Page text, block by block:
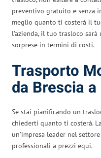
preventivo gratuito e senza
meglio quanto ti costerà il
l’azienda, il tuo trasloco sarà
sorprese in termini di costi.
Trasporto
da Brescia
Se stai pianificando un
chiederti quanto ti costerà.
un’impresa leader nel
professionali a prezzi equi.